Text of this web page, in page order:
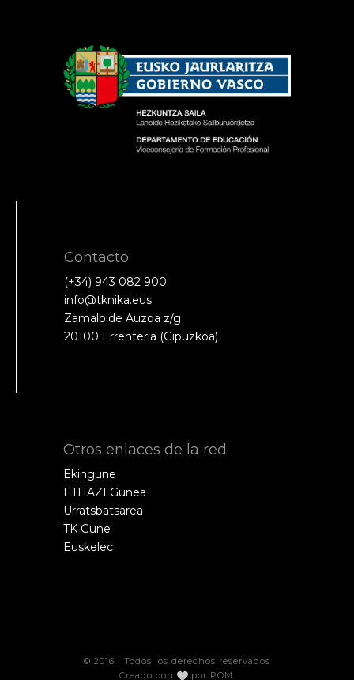
Contacto
(+34) 943 082 900
info@tknika.eus
Zamalbide Auzoa z/g
20100 Errenteria (Gipuzkoa)
Otros enlaces de la red
Ekingune
ETHAZI Gunea
Urratsbatsarea
TK Gune
Euskelec
© 2016 | Todos los derechos reservados
Creado con
por POM .